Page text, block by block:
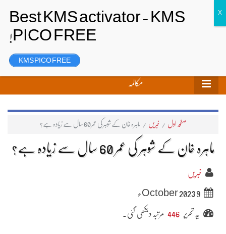
رجسٹر
مکالمہ
صفحہ اول / خبریں / ماہرہ خان کے شوہر کی عمر 60 سال سے زیادہ ہے؟
ماہرہ خان کے شوہر کی عمر 60 سال سے زیادہ ہے؟
خبریں
9 October 2023ء
یہ تحریر 446 مرتبہ دیکھی گئی۔
KMS PICO FREE